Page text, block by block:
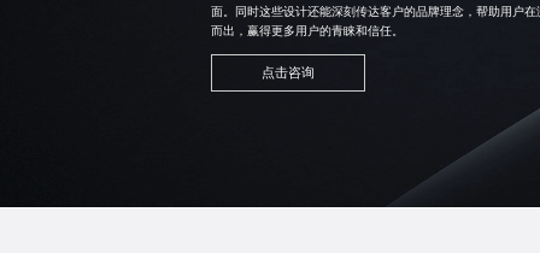
面。同时这些设计还能深刻传达客户的品牌理念，帮助用户
而出，赢得更多用户的青睐和信任。
点击咨询